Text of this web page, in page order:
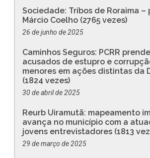
Sociedade: Tribos de Roraima –
Márcio Coelho (2765 vezes)
26 de junho de 2025
Caminhos Seguros: PCRR prende
acusados de estupro e
menores em ações distintas da
(1824 vezes)
30 de abril de 2025
Reurb Uiramutã: mapeamento
avança no município com a
jovens entrevistadores (1813
29 de março de 2025